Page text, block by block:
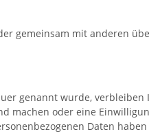
gemeinsam mit anderen
genannt wurde,
machen oder eine
Daten